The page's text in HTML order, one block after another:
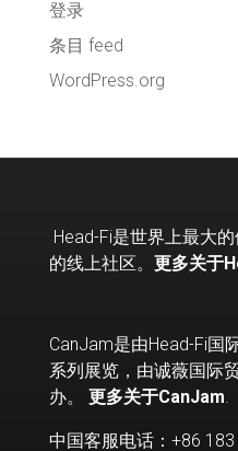
登录
条目 feed
WordPress.org
Head-Fi是世界上最大
的线上社区。 更多关于
CanJam是由Head-Fi国
系列展览，由诚薇国际
办。 更多关于CanJam.
中国客服电话：+86